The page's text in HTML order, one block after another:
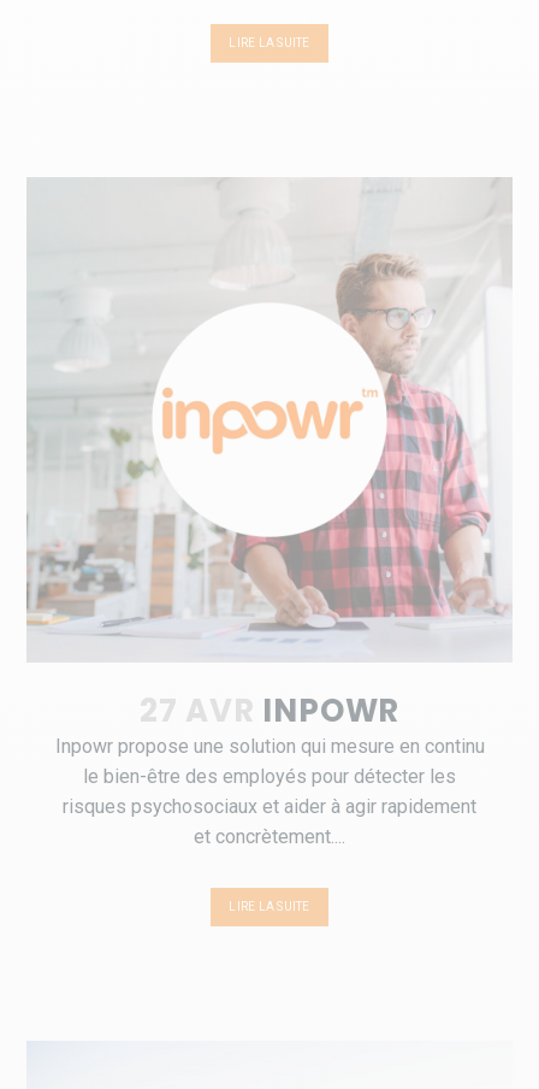
LIRE LA SUITE
27 AVR INPOWR
Inpowr propose une solution qui mesure en continu
le bien-être des employés pour détecter les
risques psychosociaux et aider à agir rapidement
et concrètement....
LIRE LA SUITE